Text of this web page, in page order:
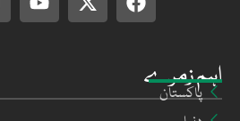
اہم زمرے
پاکستان